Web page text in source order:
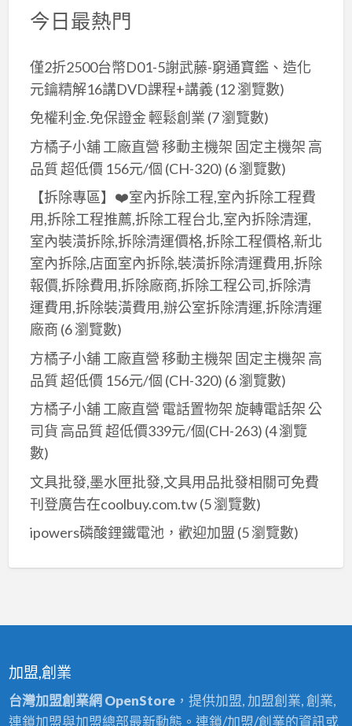
今日最熱門
僅2折2500台幣D01-5謝武藤-窮通寶鑑、造化
元鑰精解16講DVD課程+講義 (12 瀏覽數)
免權利金.免保證金 輕鬆創業 (7 瀏覽數)
方橘子小舖 工廠直營 移動主機架 固定主機架 高
品質 超低價 156元/個 (CH-320) (6 瀏覽數)
【拆除專區】❤️室內拆除工程,室內拆除工程費
用,拆除工程推薦,拆除工程台北,室內拆除清運,
室內裝潢拆除,拆除清運價格,拆除工程價格,新北
室內拆除,店面室內拆除,裝潢拆除清運費用,拆除
報價,拆除費用,拆除廠商,拆除工程公司,拆除清
運費用,拆除裝潢費用,辦公室拆除清運,拆除清運
廠商 (6 瀏覽數)
方橘子小舖 工廠直營 移動主機架 固定主機架 高
品質 超低價 156元/個 (CH-320) (6 瀏覽數)
方橘子小舖 工廠直營 電話置物架 旋轉電話架 公
司貨 高品質 超低價339元/個(CH-263) (4 瀏覽
數)
文具批發,墨水匣批發,文具用品批發相關可免費
刊登廣告在coolbuy.com.tw(5 瀏覽數)
ipowers磷酸鋰鐵電池，歡迎加盟 (5 瀏覽數)
加盟,創業
台灣加盟創業網 OpenStore，提供加盟, 加盟創業, 創業,
連鎖加盟與加盟總部最新動態。連鎖/加盟/創業的資訊或